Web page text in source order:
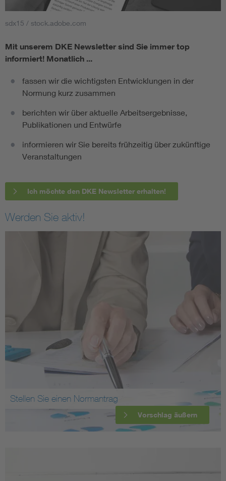
sdx15 / stock.adobe.com
Mit unserem DKE Newsletter sind Sie immer top
informiert! Monatlich ...
fassen wir die wichtigsten Entwicklungen in der
Normung kurz zusammen
berichten wir über aktuelle Arbeitsergebnisse,
Publikationen und Entwürfe
informieren wir Sie bereits frühzeitig über zukünftige
Veranstaltungen
Ich möchte den DKE Newsletter erhalten!
Werden Sie aktiv!
Stellen Sie einen Normantrag
Vorschlag äußern